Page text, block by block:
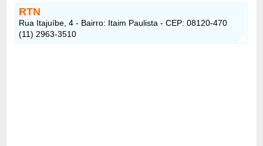
RTN
Rua Itajuíbe, 4 - Bairro: Itaim Paulista - CEP: 08120-470
(11) 2963-3510